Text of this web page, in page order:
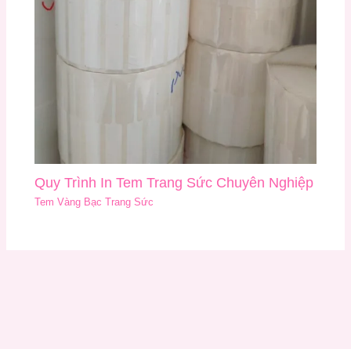
Quy Trình In Tem Trang Sức Chuyên Nghiệp
Tem Vàng Bạc Trang Sức